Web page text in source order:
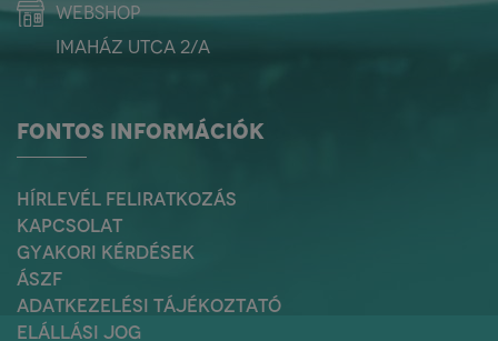
webshop
Imaház utca 2/a
FONTOS INFORMÁCIÓK
HÍRLEVÉL FELIRATKOZÁS
KAPCSOLAT
GYAKORI KÉRDÉSEK
ÁSZF
ADATKEZELÉSI TÁJÉKOZTATÓ
ELÁLLÁSI JOG